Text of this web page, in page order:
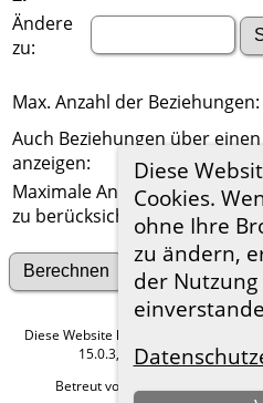
Diese
Cookies.
ohne Ihre
zu ändern,
der Nutzung
Ändere
zu:
Max. Anzahl der Beziehungen:
Auch Beziehungen über
anzeigen:
Maximale Anzahl der
zu berücksichtigenden
Suche nach
Diese Website läuft mit
15.0.3, programmiert von
Betreut von